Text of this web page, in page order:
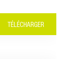
TÉLÉCHARGER